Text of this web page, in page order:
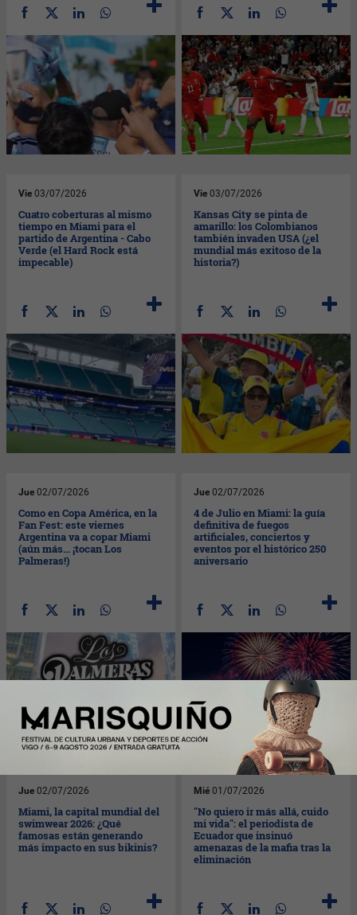
Vie 03/07/2026
Cuatro coberturas al mismo
tiempo en Miami para el
partido de Argentina - Cabo
Verde (el Hard Rock está
impecable)
Vie 03/07/2026
Kansas City se pinta de
amarillo: los Colombianos
también invaden USA (¿el
mundial más exitoso de la
historia?)
Jue 02/07/2026
Como en Copa América, en la
Fan Fest: este viernes
Argentina va a copar Miami
(aún más... ¡tocan Los
Palmeras!)
Jue 02/07/2026
4 de Julio en Miami: la guía
definitiva de fuegos
artificiales, conciertos y
eventos por el histórico 250
aniversario
Jue 02/07/2026
Miami, la capital mundial del
swimwear 2026: ¿Qué
famosas están generando
más impacto en sus bikinis?
Mié 01/07/2026
"No quiero ir más allá, cuido
mi vida": el periodista de
Ecuador que insinuó
amenazas de la mafia tras la
eliminación